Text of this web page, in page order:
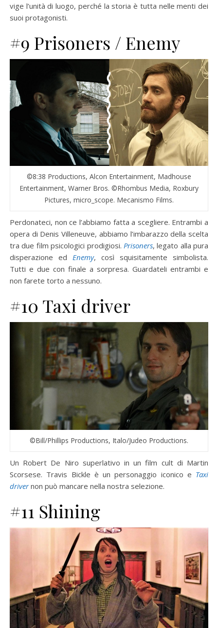
vige l’unità di luogo, perché la storia è tutta nelle menti dei
suoi protagonisti.
#9 Prisoners / Enemy
©8:38 Productions, Alcon Entertainment, Madhouse
Entertainment, Warner Bros. ©Rhombus Media, Roxbury
Pictures, micro_scope. Mecanismo Films.
Perdonateci, non ce l’abbiamo fatta a scegliere. Entrambi a
opera di Denis Villeneuve, abbiamo l’imbarazzo della scelta
tra due film psicologici prodigiosi. Prisoners, legato alla pura
disperazione ed Enemy, così squisitamente simbolista.
Tutti e due con finale a sorpresa. Guardateli entrambi e
non farete torto a nessuno.
#10 Taxi driver
©Bill/Phillips Productions, Italo/Judeo Productions.
Un Robert De Niro superlativo in un film cult di Martin
Scorsese. Travis Bickle è un personaggio iconico e Taxi
drivernon può mancare nella nostra selezione.
#11 Shining